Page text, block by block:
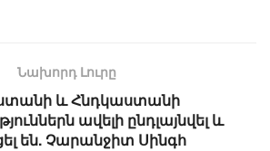
Նախորդ Լուրը
և Հնդկաստանի
ավելի ընդլայնվել և
են. Չարանջիտ Սինգհ